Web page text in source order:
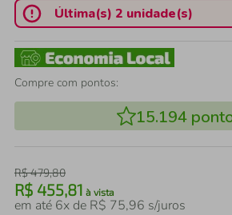
Última(s) 2 unidade(s)
Compre com pontos:
15.194
R$479,80
R$ 455,81 à vista
em até 6x de R$ 75,96 s/juros